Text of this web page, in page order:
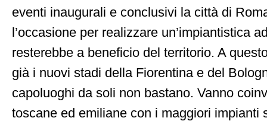
eventi inaugurali e conclusivi la città di
l’occasione per realizzare un’impiantistica
resterebbe a beneficio del territorio. A
già i nuovi stadi della Fiorentina e del
capoluoghi da soli non bastano. Vanno
toscane ed emiliane con i maggiori impianti